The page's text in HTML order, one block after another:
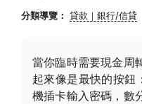
分類導覽： 貸款｜銀行/信貸
當你臨時需要現金周
起來像是最快的按鈕
機插卡輸入密碼，數